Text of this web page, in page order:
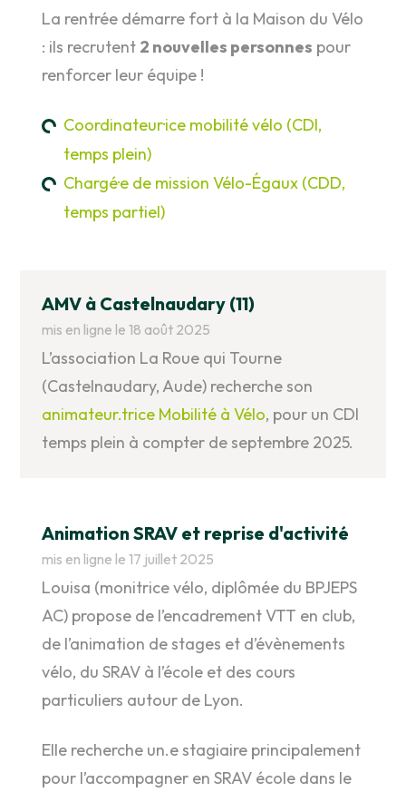
La rentrée démarre fort à la Maison du Vélo
: ils recrutent 2 nouvelles personnes pour
renforcer leur équipe !
Coordinateur·ice mobilité vélo (CDI,
temps plein)
Chargé·e de mission Vélo-Égaux (CDD,
temps partiel)
AMV à Castelnaudary (11)
mis en ligne le 18 août 2025
L’association La Roue qui Tourne
(Castelnaudary, Aude) recherche son
animateur.trice Mobilité à Vélo, pour un CDI
temps plein à compter de septembre 2025.
Animation SRAV et reprise d'activité
mis en ligne le 17 juillet 2025
Louisa (monitrice vélo, diplômée du BPJEPS
AC) propose de l’encadrement VTT en club,
de l’animation de stages et d’évènements
vélo, du SRAV à l’école et des cours
particuliers autour de Lyon.
Elle recherche un.e stagiaire principalement
pour l’accompagner en SRAV école dans le